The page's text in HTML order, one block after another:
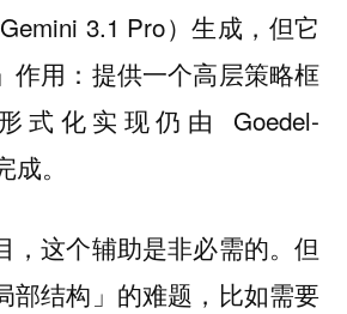
3.1 Pro）生成，但它
作用：提供一个高层策略框
式化实现仍由 Goedel-
。
，这个辅助是非必需的。但
部结构」的难题，比如需要